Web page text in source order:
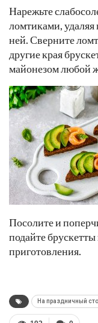
Нарежьте
ломтиками, удаляя
ней. Сверните
другие края
майонезом любой
Посолите и
подайте брускетты
приготовления.
На праздничный